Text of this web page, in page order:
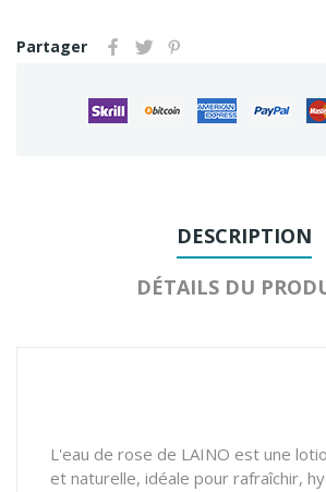
Partager
DESCRIPTION
DÉTAILS DU
L'eau de rose de LAINO est une
et naturelle, idéale pour rafraîchir,